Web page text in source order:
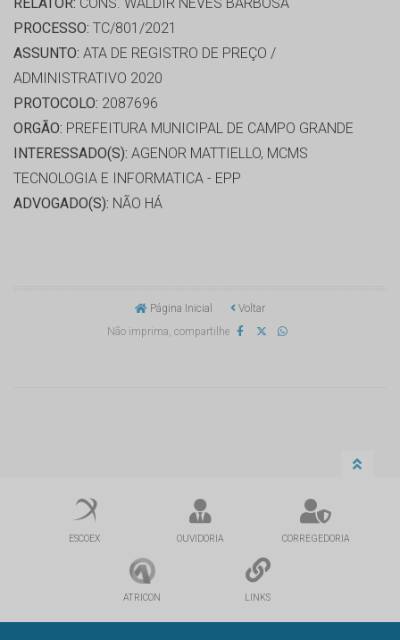
RELATOR: CONS. WALDIR NEVES BARBOSA
PROCESSO: TC/801/2021
ASSUNTO: ATA DE REGISTRO DE PREÇO /
ADMINISTRATIVO 2020
PROTOCOLO: 2087696
ORGÃO: PREFEITURA MUNICIPAL DE CAMPO GRANDE
INTERESSADO(S): AGENOR MATTIELLO, MCMS
TECNOLOGIA E INFORMATICA - EPP
ADVOGADO(S): NÃO HÁ
Página Inicial
Voltar
Não imprima, compartilhe
ESCOEX OUVIDORIA CORREGEDORIA
ATRICON LINKS